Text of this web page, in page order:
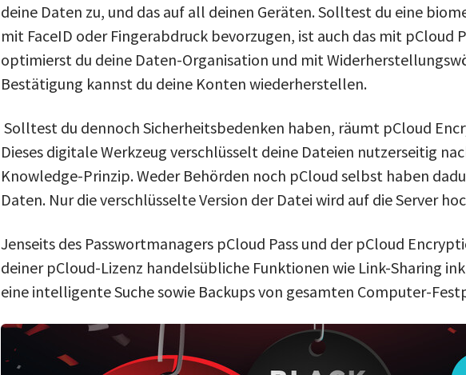
deine Daten zu, und das auf all deinen Geräten. Solltest du eine
mit FaceID oder Fingerabdruck bevorzugen, ist auch das mit pCloud
optimierst du deine Daten-Organisation und mit
Bestätigung kannst du deine Konten wiederherstellen.
Solltest du dennoch Sicherheitsbedenken haben, räumt pCloud
Dieses digitale Werkzeug verschlüsselt deine Dateien nutzerseitig
Knowledge-Prinzip. Weder Behörden noch pCloud selbst haben
Daten. Nur die verschlüsselte Version der Datei wird auf die Server
Jenseits des Passwortmanagers pCloud Pass und der pCloud
deiner pCloud-Lizenz handelsübliche Funktionen wie Link-Sharing
eine intelligente Suche sowie Backups von gesamten Computer-